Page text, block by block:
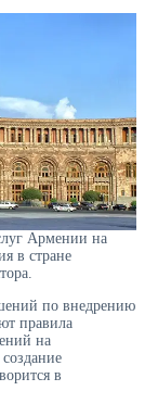
Армении на
в стране
по внедрению
правила
на
в